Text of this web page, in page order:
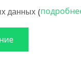
данных (